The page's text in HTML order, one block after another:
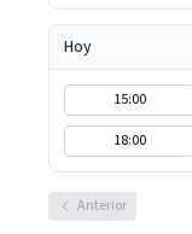
Hoy
15:00
18:00
Anterior